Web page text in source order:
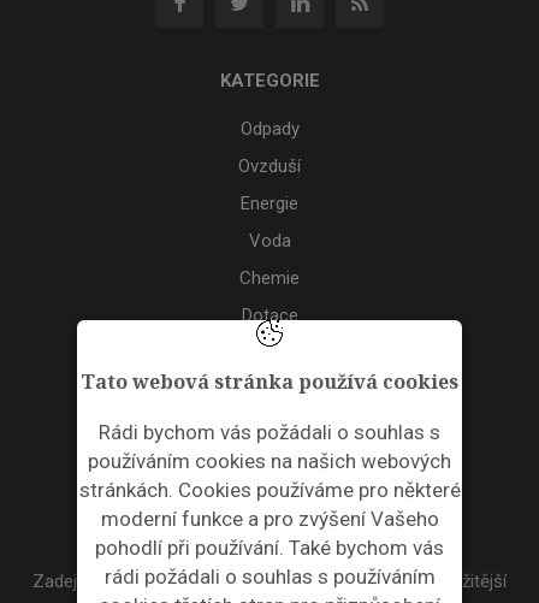
Tato webová stránka používá cookies
Rádi bychom vás požádali o souhlas s
používáním cookies na našich webových
stránkách. Cookies používáme pro některé
moderní funkce a pro zvýšení Vašeho
pohodlí při používání. Také bychom vás
rádi požádali o souhlas s používáním
KATEGORIE
Odpady
Ovzduší
Energie
Voda
Chemie
Dotace
Akce
ODPADNÍ PLASTY
NEWSLETTER
Zadejte váš email a my Vám budeme zasílat ty nejdůležitější